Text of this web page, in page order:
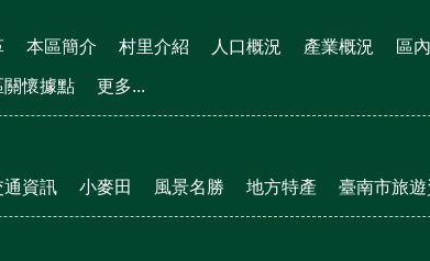
本區簡介 村里介紹 人口概況 產業概況 區
關懷據點 更多...
通資訊 小麥田 風景名勝 地方特產 臺南市旅